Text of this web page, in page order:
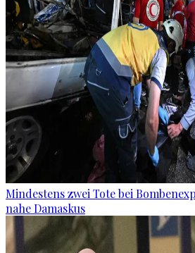
Mindestens zwei Tote bei
nahe Damaskus